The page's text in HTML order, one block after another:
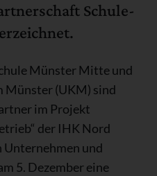
Schule-
Münster Mitte und
(UKM) sind
im Projekt
der IHK Nord
und
5. Dezember eine